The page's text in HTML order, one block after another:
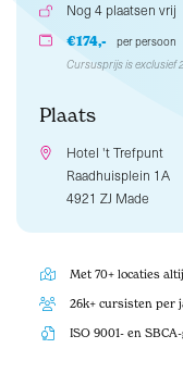
Nog 4 plaatsen vrij
€174,-
per persoon
Cursusprijs is exclusief
Plaats
Hotel 't Trefpunt
Raadhuisplein 1A
4921 ZJ Made
Met 70+ locaties
26k+ cursisten per
ISO 9001- en